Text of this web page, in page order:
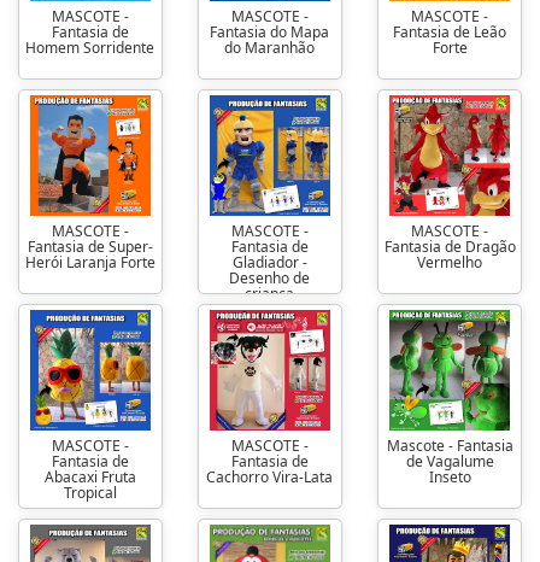
MASCOTE -
Fantasia de
Homem Sorridente
MASCOTE -
Fantasia do Mapa
do Maranhão
MASCOTE -
Fantasia de Leão
Forte
MASCOTE -
Fantasia de Super-
Herói Laranja Forte
MASCOTE -
Fantasia de
Gladiador -
Desenho de
criança
MASCOTE -
Fantasia de Dragão
Vermelho
MASCOTE -
Fantasia de
Abacaxi Fruta
Tropical
MASCOTE -
Fantasia de
Cachorro Vira-Lata
Mascote - Fantasia
de Vagalume
Inseto